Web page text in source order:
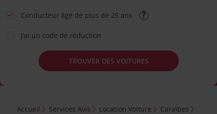
Conducteur âgé de plus de 25 ans
J’ai un code de réduction
TROUVER DES VOITURES
Accueil Services Avis Location Voiture
Caraïbes